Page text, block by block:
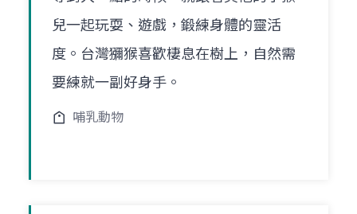
兒一起玩耍、遊戲，鍛練身體的靈活
度。台灣獼猴喜歡棲息在樹上，自然需
要練就一副好身手。
哺乳動物